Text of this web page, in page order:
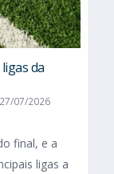
da
07/2026
final, e a
ligas a